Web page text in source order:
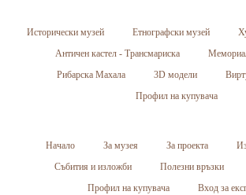
Исторически музей Етнографски музей
Античен кастел - Трансмариска
Рибарска Махала
3D модели
Профил на купувача
Начало За музея За проекта
Събития и изложби
Полезни връзки
Профил на купувача
Вход за